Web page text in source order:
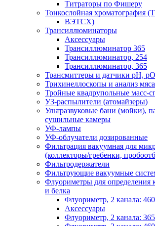
Титраторы по Фишеру
Тонкослойная хроматография
ВЭТСХ)
Трансиллюминаторы
Аксессуары
Трансиллюминатор 365
Трансиллюминатор, 254
Трансиллюминатор, 365
Трансмиттеры и датчики рН,
Трихинеллоскопы и анализ
Тройные квадрупольные масс-
УЗ-распылители (атомайзеры)
Ультразвуковые бани (мойки),
сушильные камеры
УФ-лампы
УФ-облучатели дозированные
Фильтрация вакуумная для
(коллекторы/гребенки,
Фильтродержатели
Фильтрующие вакуумные
Флуориметры для
и белка
Флуориметр, 2 канала:
Аксессуары
Флуориметр, 2 канала: